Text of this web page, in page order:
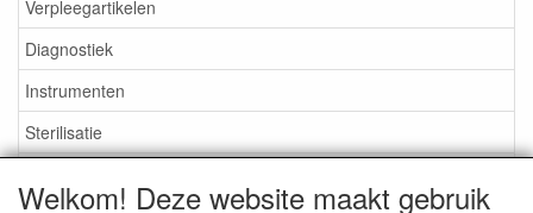
Verpleegartikelen
Diagnostiek
Instrumenten
Sterilisatie
Welkom! Deze website maakt gebruik